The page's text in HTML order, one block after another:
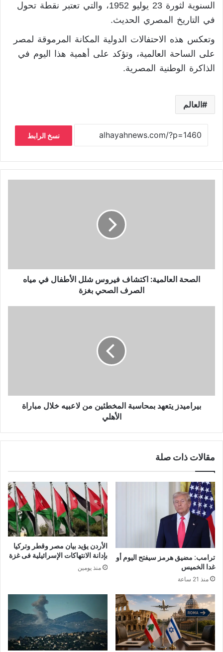
السنوية لثورة 23 يوليو 1952، والتي تعتبر نقطة تحول
في التاريخ المصري الحديث.
وتعكس هذه الاحتفالات الدولية المكانة المرموقة لمصر
على الساحة العالمية، وتؤكد على أهمية هذا اليوم في
الذاكرة الوطنية المصرية.
العالم
نسخ الرابط
الصحة العالمية: اكتشاف فيروس شلل الأطفال في مياه
الصرف الصحي بغزة
بيراميدز يتعهد بمحاسبة المخطئين من لاعبيه خلال مباراة
الأهلي
مقالات ذات صلة
ترامب: مضيق هرمز سيفتح اليوم أو
غدا الخميس
منذ 21 ساعة
الأردن يؤيد بيان مصر وقطر وتركيا
بإدانة الانتهاكات الإسرائيلية فى غزة
منذ يومين